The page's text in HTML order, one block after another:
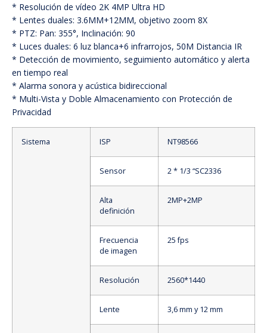
* Resolución de vídeo 2K 4MP Ultra HD
* Lentes duales: 3.6MM+12MM, objetivo zoom 8X
* PTZ: Pan: 355°, Inclinación: 90
* Luces duales: 6 luz blanca+6 infrarrojos, 50M Distancia IR
* Detección de movimiento, seguimiento automático y alerta
en tiempo real
* Alarma sonora y acústica bidireccional
* Multi-Vista y Doble Almacenamiento con Protección de
Privacidad
Sistema ISP NT98566
Sensor 2 * 1/3 “SC2336
Alta
definición
2MP+2MP
Frecuencia
de imagen
25 fps
Resolución 2560*1440
Lente 3,6 mm y 12 mm